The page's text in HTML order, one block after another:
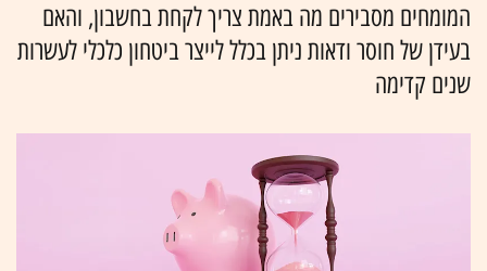
המומחים מסבירים מה באמת צריך לקחת בחשבון, והאם
בעידן של חוסר ודאות ניתן בכלל לייצר ביטחון כלכלי לעשרות
שנים קדימה